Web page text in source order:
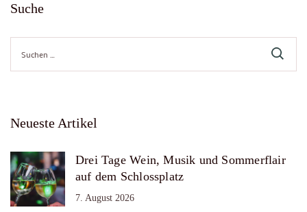
Suche
nach:
Neueste Artikel
Drei Tage Wein, Musik und Sommerflair
auf dem Schlossplatz
7. August 2026